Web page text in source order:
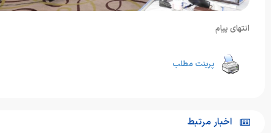
انتهای پیام
پرینت مطلب
اخبار مرتبط